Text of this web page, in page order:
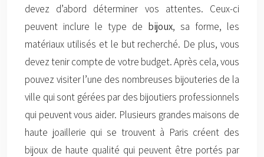
devez d’abord déterminer vos attentes. Ceux-ci
peuvent inclure le type de bijoux, sa forme, les
matériaux utilisés et le but recherché. De plus, vous
devez tenir compte de votre budget. Après cela, vous
pouvez visiter l’une des nombreuses bijouteries de la
ville qui sont gérées par des bijoutiers professionnels
qui peuvent vous aider. Plusieurs grandes maisons de
haute joaillerie qui se trouvent à Paris créent des
bijoux de haute qualité qui peuvent être portés par